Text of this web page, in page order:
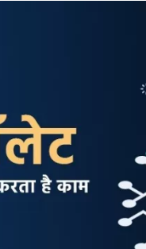
Wallet, जानें पूरी जानकारी